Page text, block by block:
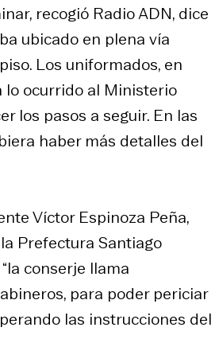
recogió Radio ADN, dice
ubicado en plena vía
Los uniformados, en
lo ocurrido al Ministerio
los pasos a seguir. En las
haber más detalles del
Víctor Espinoza Peña,
Prefectura Santiago
conserje llama
para poder periciar
las instrucciones del